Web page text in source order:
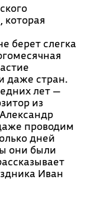
которая
берет слегка
даже стран.
лет —
из
проводим
дней
они были
Иван